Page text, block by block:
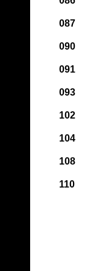
087
090
091
093
102
104
108
110